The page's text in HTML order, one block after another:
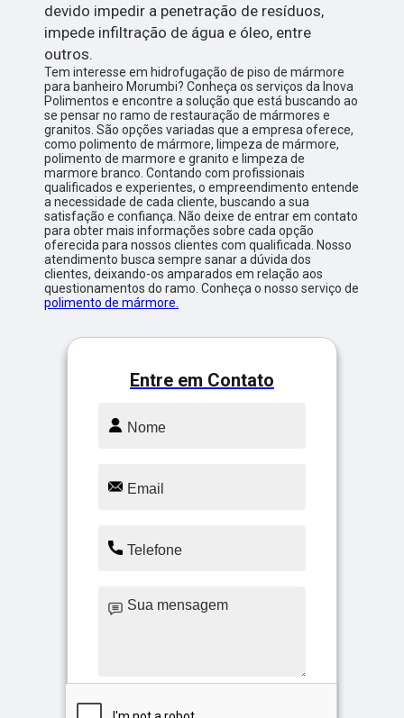
devido impedir a penetração de resíduos,
impede infiltração de água e óleo, entre
outros.
Tem interesse em hidrofugação de piso de mármore
para banheiro Morumbi? Conheça os serviços da Inova
Polimentos e encontre a solução que está buscando ao
se pensar no ramo de restauração de mármores e
granitos. São opções variadas que a empresa oferece,
como polimento de mármore, limpeza de mármore,
polimento de marmore e granito e limpeza de
marmore branco. Contando com profissionais
qualificados e experientes, o empreendimento entende
a necessidade de cada cliente, buscando a sua
satisfação e confiança. Não deixe de entrar em contato
para obter mais informações sobre cada opção
oferecida para nossos clientes com qualificada. Nosso
atendimento busca sempre sanar a dúvida dos
clientes, deixando-os amparados em relação aos
questionamentos do ramo. Conheça o nosso serviço de
polimento de mármore.
Entre em Contato